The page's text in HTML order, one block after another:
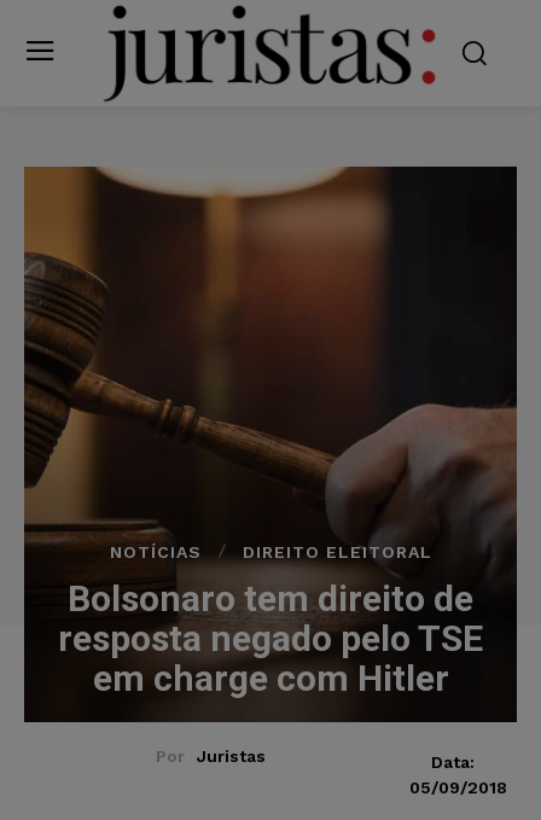
NOTÍCIAS DIREITO ELEITORAL
Bolsonaro tem direito de
resposta negado pelo TSE
em charge com Hitler
Por Juristas
Data:
05/09/2018